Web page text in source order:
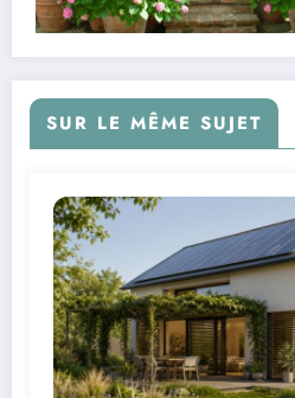
SUR LE MÊME SUJET